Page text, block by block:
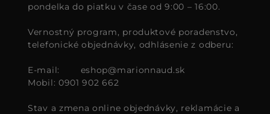
pondelka do piatku v čase od 9:00 – 16:00.
Vernostný program, produktové poradenstvo,
telefonické objednávky, odhlásenie z odberu:
E-mail:
eshop@marionnaud.sk
Mobil: 0901 902 662
Stav a zmena online objednávky, reklamácie a